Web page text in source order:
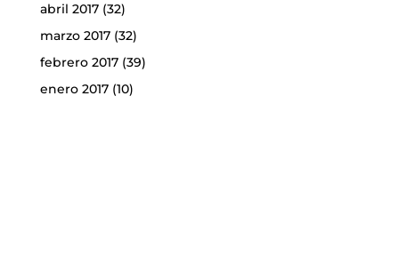
abril 2017(32)
marzo 2017(32)
febrero 2017(39)
enero 2017(10)